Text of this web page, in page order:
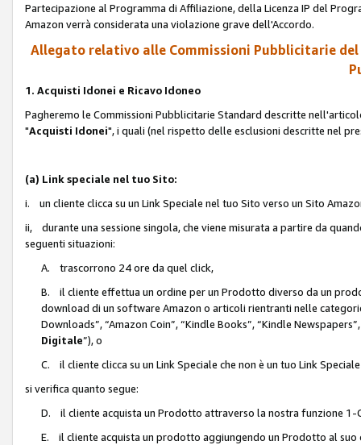
Partecipazione al Programma di Affiliazione, della Licenza IP del
Amazon verrà considerata una violazione grave dell'Accordo.
Allegato relativo alle Commissioni Pubblicitarie
1. Acquisti Idonei e Ricavo Idoneo
Pagheremo le Commissioni Pubblicitarie Standard descritte
"Acquisti Idonei", i quali (nel rispetto delle esclusioni descritte nel
(a) Link speciale nel tuo Sito:
i. un cliente clicca su un Link Speciale nel tuo Sito verso un Sito
ii, durante una sessione singola, che viene misurata a partire da
seguenti situazioni:
A. trascorrono 24 ore da quel click,
B. il cliente effettua un ordine per un Prodotto diverso da un
download di un software Amazon o articoli rientranti nelle categorie
Downloads”, “Amazon Coin”, “Kindle Books”, “Kindle
Digitale”), o
C. il cliente clicca su un Link Speciale che non è un tuo Link
si verifica quanto segue:
D. il cliente acquista un Prodotto attraverso la nostra funzione 1-
E. il cliente acquista un prodotto aggiungendo un Prodotto al